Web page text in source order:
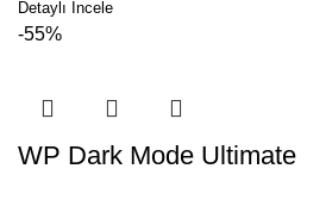
-55%
WP Dark Mode Ultimate